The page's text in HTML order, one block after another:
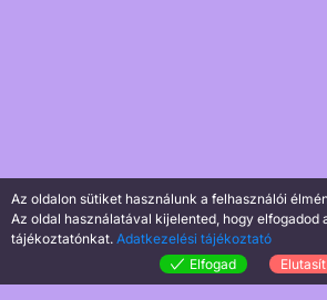
Az oldalon sütiket használunk a felhasználói
Az oldal használatával kijelented, hogy elfogadod
tájékoztatónkat. Adatkezelési tájékoztató
Elfogad
Elutasít